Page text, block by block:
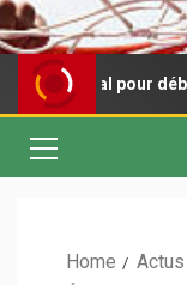
pour débuter
Home
Actus